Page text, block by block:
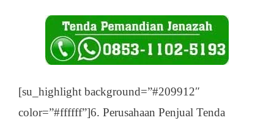
[su_highlight background=”#209912″
color=”#ffffff”]6. Perusahaan Penjual Tenda